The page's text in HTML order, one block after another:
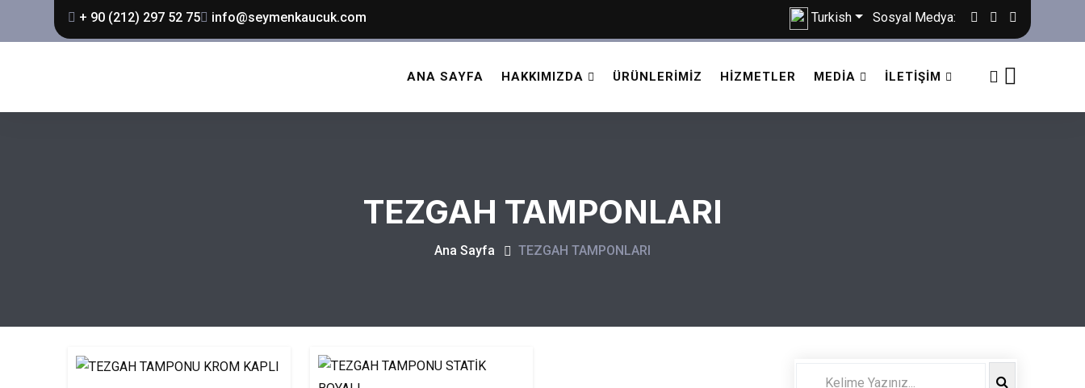
+ 90 (212) 297 52 75 info@seymenkaucuk.com Turkish Sosyal Medya:
ANA SAYFA HAKKIMIZDA ÜRÜNLERIMIZ HIZMETLER MEDIA İLETIŞIM
TEZGAH TAMPONLARI
Ana Sayfa TEZGAH TAMPONLARI